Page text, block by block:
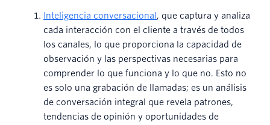
Inteligencia conversacional , que captura y analiza
cada interacción con el cliente a través de todos
los canales, lo que proporciona la capacidad de
observación y las perspectivas necesarias para
comprender lo que funciona y lo que no. Esto no
es solo una grabación de llamadas; es un análisis
de conversación integral que revela patrones,
tendencias de opinión y oportunidades de